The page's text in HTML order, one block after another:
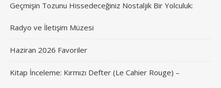
Geçmişin Tozunu Hissedeceğiniz Nostaljik Bir Yolculuk:
Radyo ve İletişim Müzesi
Haziran 2026 Favoriler
Kitap İnceleme: Kırmızı Defter (Le Cahier Rouge) –